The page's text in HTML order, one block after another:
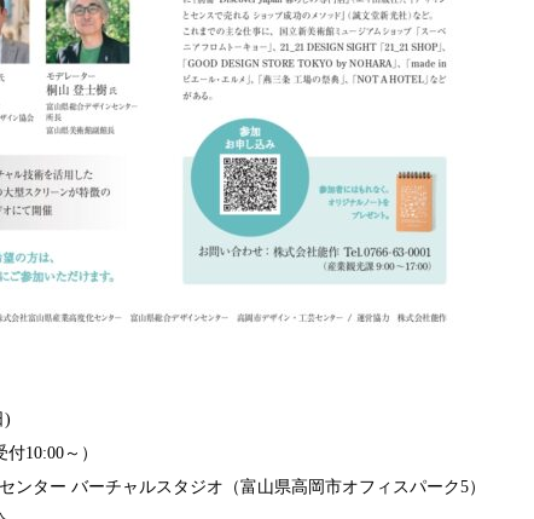
)
10:00～）
ンター バーチャルスタジオ（富山県高岡市オフィスパーク5）